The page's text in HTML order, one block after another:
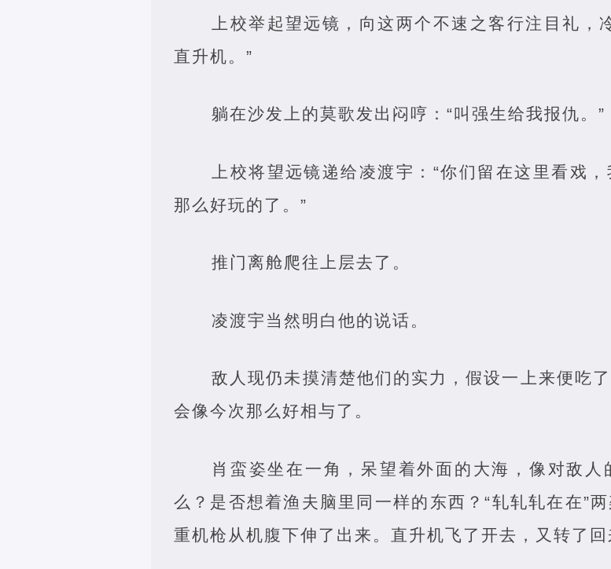
上校举起望远镜，向这两个不速之客行注目礼，
直升机。”
躺在沙发上的莫歌发出闷哼：“叫强生给我报仇。”
上校将望远镜递给凌渡宇：“你们留在这里看戏
那么好玩的了。”
推门离舱爬往上层去了。
凌渡宇当然明白他的说话。
敌人现仍未摸清楚他们的实力，假设一上来便吃
会像今次那么好相与了。
肖蛮姿坐在一角，呆望着外面的大海，像对敌
么？是否想着渔夫脑里同一样的东西？“轧轧轧在在”
重机枪从机腹下伸了出来。直升机飞了开去，又转了回